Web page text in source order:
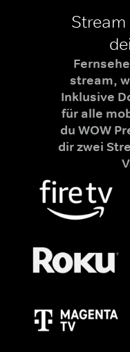
stream,
Inklusive
für alle
du WOW
dir zwei